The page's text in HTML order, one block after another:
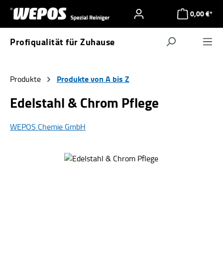
Zum Hauptinhalt springen 0,00 €*
Profiqualität für Zuhause
Produkte
Produkte von A bis Z
Edelstahl & Chrom Pflege
WEPOS Chemie GmbH
Bildergalerie überspringen